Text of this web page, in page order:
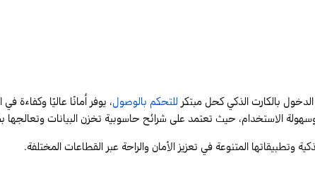
ول بالكارت الذكيكحل مبتكرللتحكم بالوصول،يوفرأمانًا عاليًا وكفاءة
الاستخدام، حيث تعتمد على شرائح حاسوبية تخزن البيانات
وتطبيقاتها المتنوعة في تعزيز الأمان والراحة عبر القطاعات المختلفة.